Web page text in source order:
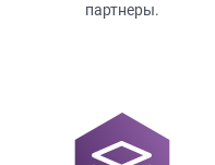
партнеры.